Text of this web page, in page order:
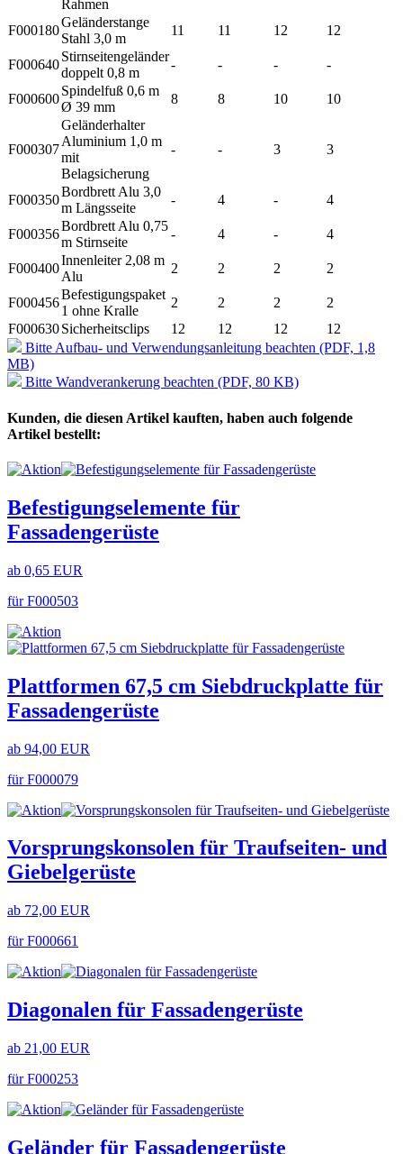
Rahmen
F000180
Geländerstange
Stahl 3,0 m
11 11 12 12
F000640
Stirnseitengeländer
doppelt 0,8 m
- - - -
F000600
Spindelfuß 0,6 m
Ø 39 mm
8 8 10 10
F000307
Geländerhalter
Aluminium 1,0 m
mit
Belagsicherung
- - 3 3
F000350
Bordbrett Alu 3,0
m Längsseite
- 4 - 4
F000356
Bordbrett Alu 0,75
m Stirnseite
- 4 - 4
F000400
Innenleiter 2,08 m
Alu
2 2 2 2
F000456
Befestigungspaket
1 ohne Kralle
2 2 2
2
F000630Sicherheitsclips 12 12 12
12
Bitte Aufbau- und Verwendungsanleitung beachten (PDF, 1,8
MB)
Bitte Wandverankerung beachten (PDF, 80 KB)
Kunden, die diesen Artikel kauften, haben auch folgende
Artikel bestellt:
Befestigungselemente für
Fassadengerüste
ab 0,65 EUR
für F000503
Plattformen 67,5 cm Siebdruckplatte für
Fassadengerüste
ab 94,00 EUR
für F000079
Vorsprungskonsolen für Traufseiten- und
Giebelgerüste
ab 72,00 EUR
für F000661
Diagonalen für Fassadengerüste
ab 21,00 EUR
für F000253
Geländer für Fassadengerüste